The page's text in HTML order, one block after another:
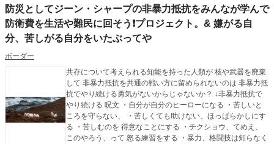
防災としてジーン・シャープの非暴力抵抗をみんなが学んで
防衛費を生活や難民に回そう❗プロジェクト。& 嫌がる自
分、苦しがる自分をいたぶってや
ボーダー
共存について考えられる知能を持った人類が 核や武器を廃棄
して 非暴力抵抗を共通の戦い方に留められないのは 非暴力抵
抗でやり続ける勇気がないからじゃないか？ ↓非暴力抵抗で
やり続ける 呪文 ・自分が自分のヒーローになる ・苦しいと
ころを守らない、 ・苦しくても助けない、ほっぱらかしにす
る ・苦しむのを 得意なことにする ・チクショウ、てめえ、
このやろう、って 怒る練習をする ・暴力、格闘技は知らなく